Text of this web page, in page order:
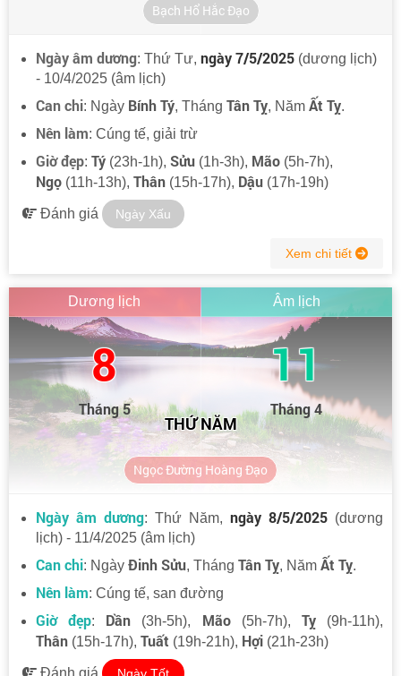
Bạch Hổ Hắc Đạo
Ngày âm dương: Thứ Tư, ngày 7/5/2025 (dương lịch)
- 10/4/2025 (âm lịch)
Can chi: Ngày Bính Tý, Tháng Tân Tỵ, Năm Ất Tỵ.
Nên làm: Cúng tế, giải trừ
Giờ đẹp: Tý (23h-1h), Sửu (1h-3h), Mão (5h-7h),
Ngọ (11h-13h), Thân (15h-17h), Dậu (17h-19h)
Đánh giá Ngày Xấu
Xem chi tiết
Dương lịch
8
Tháng 5
Âm lịch
11
Tháng 4
THỨ NĂM
Ngọc Đường Hoàng Đạo
Ngày âm dương: Thứ Năm, ngày 8/5/2025 (dương
lịch) - 11/4/2025 (âm lịch)
Can chi: Ngày Đinh Sửu, Tháng Tân Tỵ, Năm Ất Tỵ.
Nên làm: Cúng tế, san đường
Giờ đẹp: Dần (3h-5h), Mão(5h-7h), Tỵ(9h-11h),
Thân (15h-17h), Tuất (19h-21h), Hợi (21h-23h)
Đánh giá Ngày Tốt